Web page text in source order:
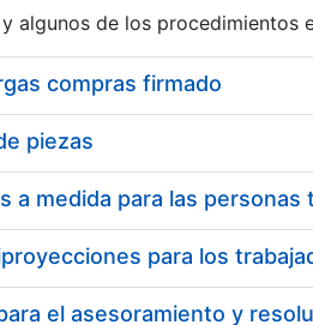
algunos de los procedimientos
compras firmado
piezas